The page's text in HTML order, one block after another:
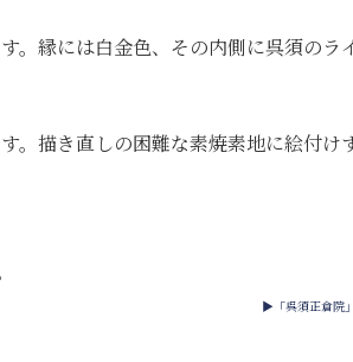
。縁には白金色、その内側に呉須のラ
。描き直しの困難な素焼素地に絵付け
▶「呉須正倉院